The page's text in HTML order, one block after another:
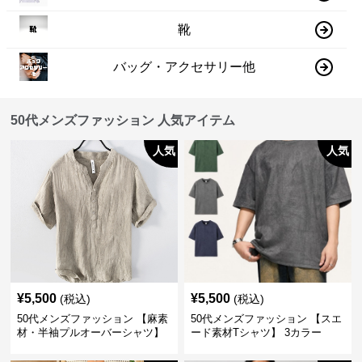
靴
バッグ・アクセサリー他
50代メンズファッション 人気アイテム
人気
¥5,500 (税込)
50代メンズファッション 【麻素
材・半袖プルオーバーシャツ】
人気
¥5,500 (税込)
50代メンズファッション 【スエ
ード素材Tシャツ】 3カラー